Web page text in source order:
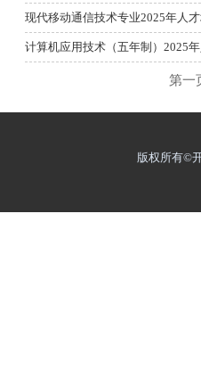
现代移动通信技术专业2025年人
计算机应用技术（五年制）2025
第一
版权所有©